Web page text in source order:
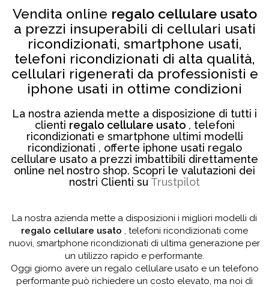
Vendita online regalo cellulare usato
a prezzi insuperabili di cellulari usati
ricondizionati, smartphone usati,
telefoni ricondizionati di alta qualità,
cellulari rigenerati da professionisti e
iphone usati in ottime condizioni
La nostra azienda mette a disposizione di tutti i
clienti regalo cellulare usato , telefoni
ricondizionati e smartphone ultimi modelli
ricondizionati , offerte iphone usati regalo
cellulare usato a prezzi imbattibili direttamente
online nel nostro shop. Scopri le valutazioni dei
nostri Clienti su Trustpilot
La nostra azienda mette a disposizioni i migliori modelli di
regalo cellulare usato , telefoni ricondizionati come
nuovi, smartphone ricondizionati di ultima generazione per
un utilizzo rapido e performante.
Oggi giorno avere un regalo cellulare usato e un telefono
performante può richiedere un costo elevato, ma noi di